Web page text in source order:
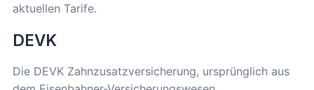
aktuellen Tarife.
DEVK
Die DEVK Zahnzusatzversicherung, ursprünglich aus